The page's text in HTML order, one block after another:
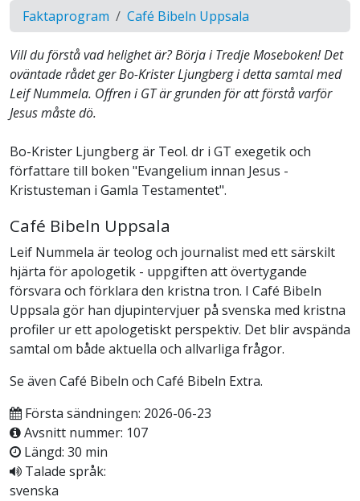
Faktaprogram Café Bibeln Uppsala
Vill du förstå vad helighet är? Börja i Tredje Moseboken! Det
oväntade rådet ger Bo-Krister Ljungberg i detta samtal med
Leif Nummela. Offren i GT är grunden för att förstå varför
Jesus måste dö.
Bo-Krister Ljungberg är Teol. dr i GT exegetik och
författare till boken "Evangelium innan Jesus -
Kristusteman i Gamla Testamentet".
Café Bibeln Uppsala
Leif Nummela är teolog och journalist med ett särskilt
hjärta för apologetik - uppgiften att övertygande
försvara och förklara den kristna tron. I Café Bibeln
Uppsala gör han djupintervjuer på svenska med kristna
profiler ur ett apologetiskt perspektiv. Det blir avspända
samtal om både aktuella och allvarliga frågor.
Se även Café Bibeln och Café Bibeln Extra.
Första sändningen: 2026-06-23
Avsnitt nummer: 107
Längd: 30 min
Talade språk:
svenska